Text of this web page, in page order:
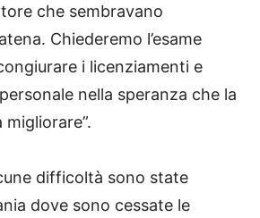
che sembravano
Chiederemo l’esame
i licenziamenti e
nella speranza che la
difficoltà sono state
dove sono cessate le